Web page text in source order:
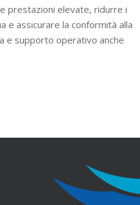
prestazioni elevate, ridurre i
e assicurare la conformità alla
e supporto operativo anche